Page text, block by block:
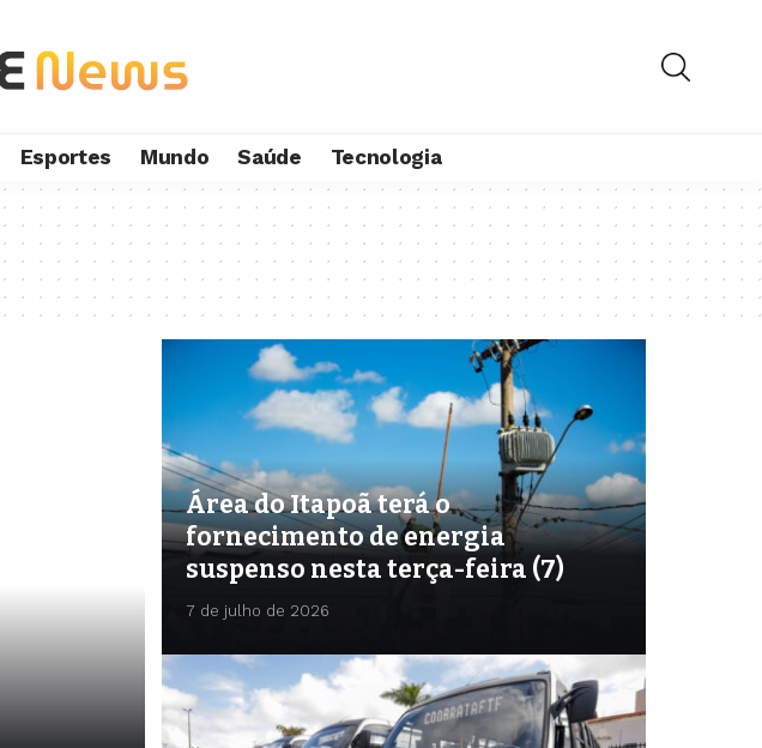
Esportes Mundo Saúde Tecnologia
Área do Itapoã terá o
fornecimento de energia
suspenso nesta terça-feira (7)
7 de julho de 2026